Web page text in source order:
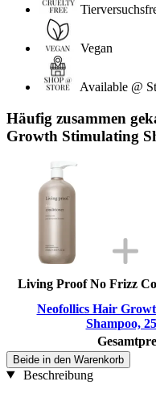
Vegan
Available @
Häufig zusammen
Growth Stimulating
Living Proof No Frizz
Neofollics Hair
Shampoo,
Beide in den Warenkorb
Beschreibung